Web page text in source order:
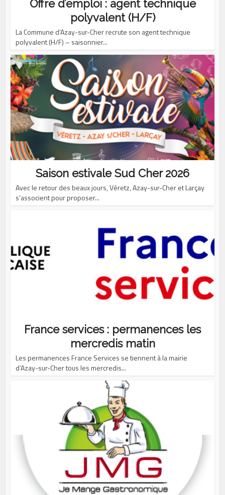
Offre d’emploi : agent technique
polyvalent (H/F)
La Commune d’Azay-sur-Cher recrute son agent technique
polyvalent (H/F) – saisonnier...
Saison estivale Sud Cher 2026
Avec le retour des beaux jours, Véretz, Azay-sur-Cher et Larçay
s’associent pour proposer...
France services : permanences les
mercredis matin
Les permanences France Services se tiennent à la mairie
d’Azay-sur-Cher tous les mercredis...